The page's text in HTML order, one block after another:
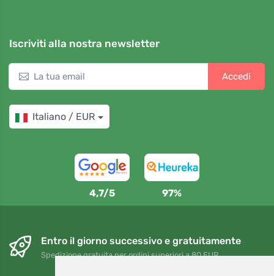
Iscriviti alla nostra newsletter
Accedi
Italiano / EUR
4,7/5 97%
Entro il giorno successivo e gratuitamente
Spedizione gratuita per ordini superiori a 80 EUR